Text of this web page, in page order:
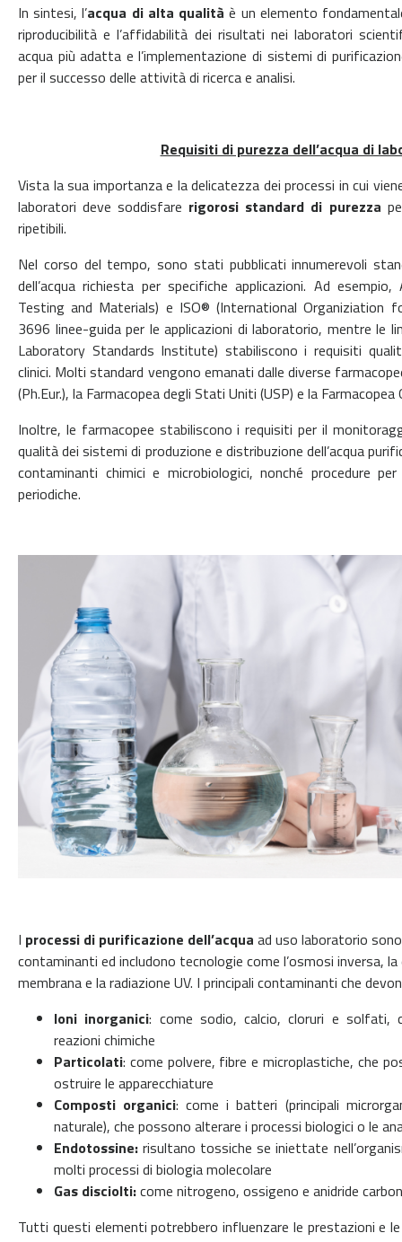
In sintesi, l’acqua di alta qualità è un elemento
riproducibilità e l’affidabilità dei risultati nei laboratori
acqua più adatta e l’implementazione di sistemi di
per il successo delle attività di ricerca e analisi.
Requisiti di purezza dell’acqua di
Vista la sua importanza e la delicatezza dei processi in cui
laboratori deve soddisfare rigorosi standard di purezza
ripetibili.
Nel corso del tempo, sono stati pubblicati innumerevoli
dell’acqua richiesta per specifiche applicazioni. Ad
Testing and Materials) e ISO® (International Organiziation
3696 linee-guida per le applicazioni di laboratorio, mentre le
Laboratory Standards Institute) stabiliscono i requisiti
clinici. Molti standard vengono emanati dalle diverse
(Ph.Eur.), la Farmacopea degli Stati Uniti (USP) e la
Inoltre, le farmacopee stabiliscono i requisiti per il
qualità dei sistemi di produzione e distribuzione dell’acqua
contaminanti chimici e microbiologici, nonché procedure
periodiche.
I processi di purificazione dell’acqua ad uso laboratorio
contaminanti ed includono tecnologie come l’osmosi inversa,
membrana e la radiazione UV. I principali contaminanti che
Ioni inorganici: come sodio, calcio, cloruri e solfati,
reazioni chimiche
Particolati: come polvere, fibre e microplastiche, che
ostruire le apparecchiature
Composti organici: come i batteri (principali
naturale), che possono alterare i processi biologici o le
Endotossine:risultano tossiche se iniettate
molti processi di biologia molecolare
Gas disciolti:come nitrogeno, ossigeno e anidride
Tutti questi elementi potrebbero influenzare le prestazioni e